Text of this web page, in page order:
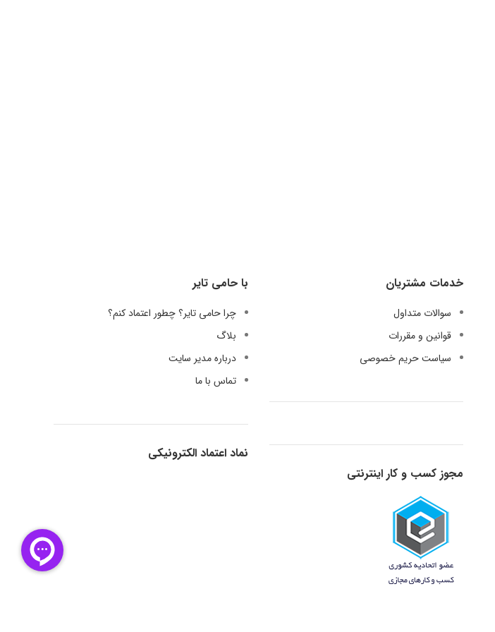
خدمات مشتریان
سوالات متداول
قوانین و مقررات
سیاست حریم خصوصی
مجوز کسب و کار اینترنتی
با حامی تایر
چرا حامی تایر؟ چطور اعتماد کنم؟
بلاگ
درباره مدیر سایت
تماس با ما
نماد اعتماد الکترونیکی